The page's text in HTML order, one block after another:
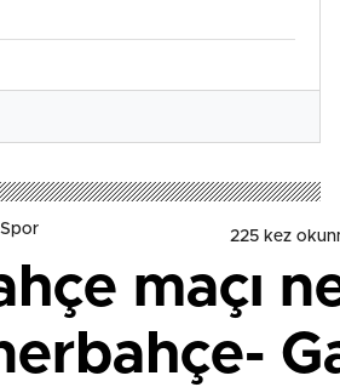
Spor 225 kez
maçı